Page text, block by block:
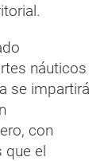
náuticos
se impartirá
con
que el